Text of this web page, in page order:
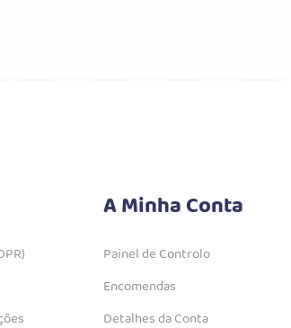
A Minha Conta
Painel de Controlo
Encomendas
Detalhes da Conta